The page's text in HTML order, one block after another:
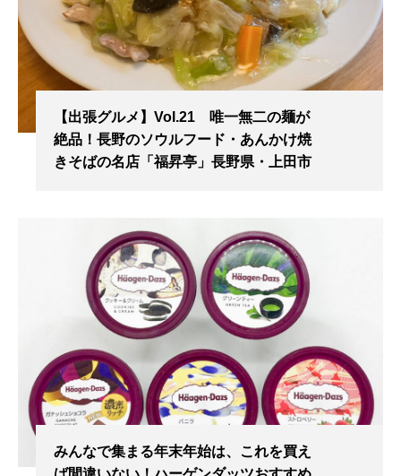
【出張グルメ】Vol.21 唯一無二の麺が
絶品！長野のソウルフード・あんかけ焼
きそばの名店「福昇亭」長野県・上田市
みんなで集まる年末年始は、これを買え